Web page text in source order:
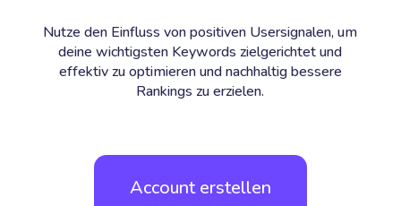
Nutze den Einfluss von positiven Usersignalen, um
deine wichtigsten Keywords zielgerichtet und
effektiv zu optimieren und nachhaltig bessere
Rankings zu erzielen.
Account erstellen